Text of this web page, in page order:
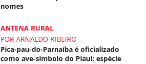
nomes
ANTENA RURAL
POR ARNALDO RIBEIRO
Pica-pau-do-Parnaíba é oficializado
como ave-símbolo do Piauí; espécie